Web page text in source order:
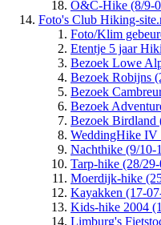
O&C-Hike (8/9-
Foto's Club Hiking-
Foto/Klim
Etentje 5 jaar
Bezoek Lowe
Bezoek Robijns
Bezoek
Bezoek
Bezoek Birdland
WeddingHike IV
Nachthike (9/10-
Tarp-hike (28/
Moerdijk-hike
Kayakken (17-
Kids-hike 2004
Limburg's